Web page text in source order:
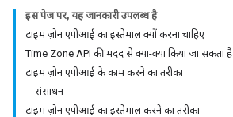
इस पेज पर, यह जानकारी उपलब्ध है
टाइम ज़ोन एपीआई का इस्तेमाल क्यों करना चाहिए
Time Zone API की मदद से क्या-क्या किया जा सकता है
टाइम ज़ोन एपीआई के काम करने का तरीका
संसाधन
टाइम ज़ोन एपीआई का इस्तेमाल करने का तरीका